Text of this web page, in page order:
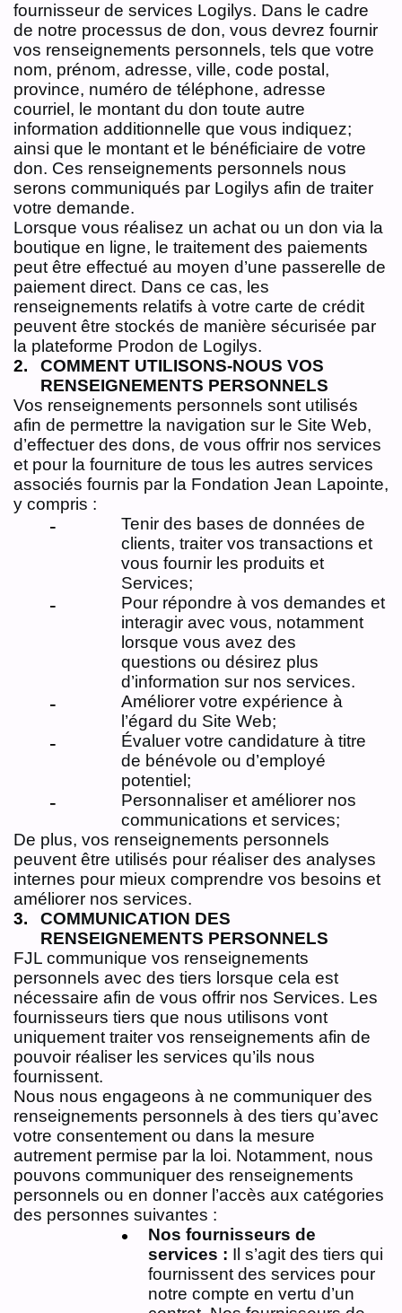
fournisseur de services Logilys. Dans le cadre
de notre processus de don, vous devrez fournir
vos renseignements personnels, tels que votre
nom, prénom, adresse, ville, code postal,
province, numéro de téléphone, adresse
courriel, le montant du don toute autre
information additionnelle que vous indiquez;
ainsi que le montant et le bénéficiaire de votre
don. Ces renseignements personnels nous
serons communiqués par Logilys afin de traiter
votre demande.
Lorsque vous réalisez un achat ou un don via la
boutique en ligne, le traitement des paiements
peut être effectué au moyen d’une passerelle de
paiement direct. Dans ce cas, les
renseignements relatifs à votre carte de crédit
peuvent être stockés de manière sécurisée par
la plateforme Prodon de Logilys.
COMMENT UTILISONS-NOUS VOS
RENSEIGNEMENTS PERSONNELS
Vos renseignements personnels sont utilisés
afin de permettre la navigation sur le Site Web,
d’effectuer des dons, de vous offrir nos services
et pour la fourniture de tous les autres services
associés fournis par la Fondation Jean Lapointe,
y compris :
Tenir des bases de données de
clients, traiter vos transactions et
vous fournir les produits et
Services;
Pour répondre à vos demandes et
interagir avec vous, notamment
lorsque vous avez des
questions ou désirez plus
d’information sur nos services.
Améliorer votre expérience à
l’égard du Site Web;
Évaluer votre candidature à titre
de bénévole ou d’employé
potentiel;
Personnaliser et améliorer nos
communications et services;
De plus, vos renseignements personnels
peuvent être utilisés pour réaliser des analyses
internes pour mieux comprendre vos besoins et
améliorer nos services.
COMMUNICATION DES
RENSEIGNEMENTS PERSONNELS
FJL communique vos renseignements
personnels avec des tiers lorsque cela est
nécessaire afin de vous offrir nos Services. Les
fournisseurs tiers que nous utilisons vont
uniquement traiter vos renseignements afin de
pouvoir réaliser les services qu’ils nous
fournissent.
Nous nous engageons à ne communiquer des
renseignements personnels à des tiers qu’avec
votre consentement ou dans la mesure
autrement permise par la loi. Notamment, nous
pouvons communiquer des renseignements
personnels ou en donner l’accès aux catégories
des personnes suivantes :
Nos fournisseurs de
services : Il s’agit des tiers qui
fournissent des services pour
notre compte en vertu d’un